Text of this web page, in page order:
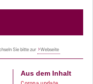
Sie bitte zur Webseite
Aus dem Inhalt